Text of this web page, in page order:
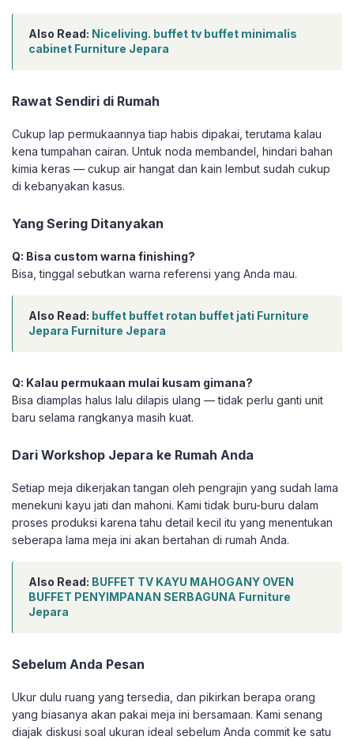
Also Read: Niceliving. buffet tv buffet minimalis
cabinet Furniture Jepara
Rawat Sendiri di Rumah
Cukup lap permukaannya tiap habis dipakai, terutama kalau
kena tumpahan cairan. Untuk noda membandel, hindari bahan
kimia keras — cukup air hangat dan kain lembut sudah cukup
di kebanyakan kasus.
Yang Sering Ditanyakan
Q: Bisa custom warna finishing?
Bisa, tinggal sebutkan warna referensi yang Anda mau.
Also Read: buffet buffet rotan buffet jati Furniture
Jepara Furniture Jepara
Q: Kalau permukaan mulai kusam gimana?
Bisa diamplas halus lalu dilapis ulang — tidak perlu ganti unit
baru selama rangkanya masih kuat.
Dari Workshop Jepara ke Rumah Anda
Setiap meja dikerjakan tangan oleh pengrajin yang sudah lama
menekuni kayu jati dan mahoni. Kami tidak buru-buru dalam
proses produksi karena tahu detail kecil itu yang menentukan
seberapa lama meja ini akan bertahan di rumah Anda.
Also Read: BUFFET TV KAYU MAHOGANY OVEN
BUFFET PENYIMPANAN SERBAGUNA Furniture
Jepara
Sebelum Anda Pesan
Ukur dulu ruang yang tersedia, dan pikirkan berapa orang
yang biasanya akan pakai meja ini bersamaan. Kami senang
diajak diskusi soal ukuran ideal sebelum Anda commit ke satu